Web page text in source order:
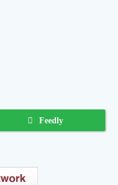
Feedly